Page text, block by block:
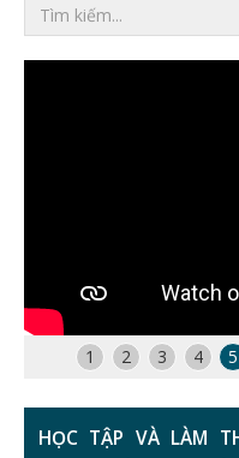
1 2 3 4 5
HỌC TẬP VÀ LÀM